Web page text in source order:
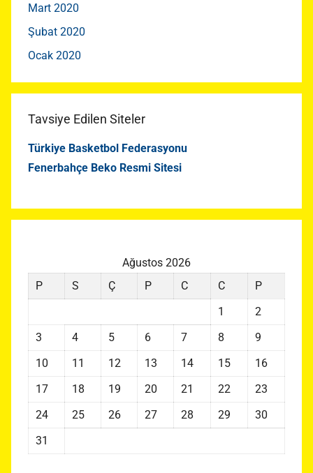
Mart 2020
Şubat 2020
Ocak 2020
Tavsiye Edilen Siteler
Türkiye Basketbol Federasyonu
Fenerbahçe Beko Resmi Sitesi
Ağustos 2026
P
S Ç P C C
P
1
2
3
4 5 6 7 8
9
10
11 12 13 14 15
16
17
18 19 20 21 22
23
24
25 26 27 28 29
30
31